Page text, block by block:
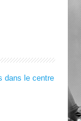
dans le centre